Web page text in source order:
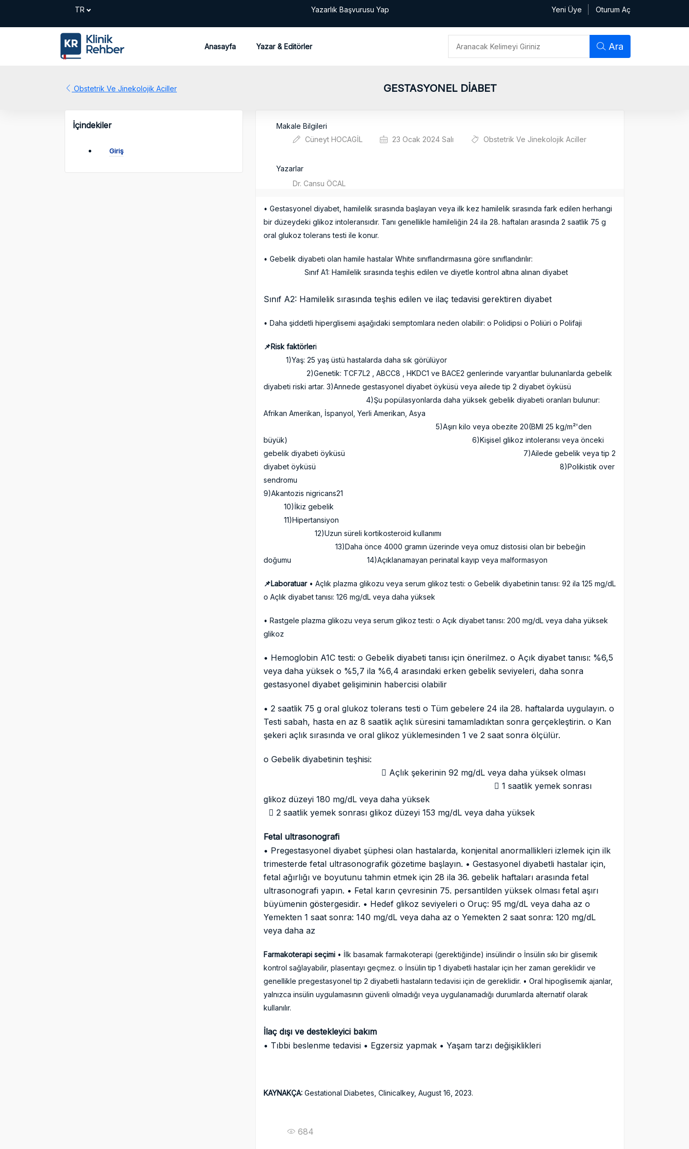
Yazarlık Başvurusu Yap Yeni Üye Oturum Aç
Anasayfa Yazar & Editörler Ara
Obstetrik Ve Jinekolojik Aciller GESTASYONEL DİABET
İçindekiler
Giriş
Makale Bilgileri
Cüneyt HOCAGİL
23 Ocak 2024 Salı Obstetrik Ve Jinekolojik Aciller
Yazarlar
Dr. Cansu ÖCAL
• Gestasyonel diyabet, hamilelik sırasında başlayan veya ilk kez hamilelik sırasında fark edilen herhangi
bir düzeydeki glikoz intoleransıdır. Tanı genellikle hamileliğin 24 ila 28. haftaları arasında 2 saatlik 75 g
oral glukoz tolerans testi ile konur.
• Gebelik diyabeti olan hamile hastalar White sınıflandırmasına göre sınıflandırılır:
Sınıf A1: Hamilelik sırasında teşhis edilen ve diyetle kontrol altına alınan diyabet
Sınıf A2: Hamilelik sırasında teşhis edilen ve ilaç tedavisi gerektiren diyabet
• Daha şiddetli hiperglisemi aşağıdaki semptomlara neden olabilir: o Polidipsi o Poliüri o Polifaji
📌Risk faktörleri
1)Yaş: 25 yaş üstü hastalarda daha sık görülüyor
2)Genetik: TCF7L2 , ABCC8 , HKDC1 ve BACE2 genlerinde varyantlar bulunanlarda gebelik
diyabeti riski artar. 3)Annede gestasyonel diyabet öyküsü veya ailede tip 2 diyabet öyküsü
4)Şu popülasyonlarda daha yüksek gebelik diyabeti oranları bulunur:
Afrikan Amerikan, İspanyol, Yerli Amerikan, Asya
5)Aşırı kilo veya obezite 20(BMI 25 kg/m²'den
büyük) 6)Kişisel glikoz intoleransı veya önceki
gebelik diyabeti öyküsü 7)Ailede gebelik veya tip 2
diyabet öyküsü 8)Polikistik over
sendromu
9)Akantozis nigricans21
10)İkiz gebelik
11)Hipertansiyon
12)Uzun süreli kortikosteroid kullanımı
13)Daha önce 4000 gramın üzerinde veya omuz distosisi olan bir bebeğin
doğumu 14)Açıklanamayan perinatal kayıp veya malformasyon
📌Laboratuar• Açlık plazma glikozu veya serum glikoz testi: o Gebelik diyabetinin tanısı: 92 ila 125 mg/dL
o Açlık diyabet tanısı: 126 mg/dL veya daha yüksek
• Rastgele plazma glikozu veya serum glikoz testi: o Açık diyabet tanısı: 200 mg/dL veya daha yüksek
glikoz
• Hemoglobin A1C testi: o Gebelik diyabeti tanısı için önerilmez. o Açık diyabet tanısı: %6,5
veya daha yüksek o %5,7 ila %6,4 arasındaki erken gebelik seviyeleri, daha sonra
gestasyonel diyabet gelişiminin habercisi olabilir
• 2 saatlik 75 g oral glukoz tolerans testi o Tüm gebelere 24 ila 28. haftalarda uygulayın. o
Testi sabah, hasta en az 8 saatlik açlık süresini tamamladıktan sonra gerçekleştirin. o Kan
şekeri açlık sırasında ve oral glikoz yüklemesinden 1 ve 2 saat sonra ölçülür.
o Gebelik diyabetinin teşhisi:
 Açlık şekerinin 92 mg/dL veya daha yüksek olması
 1 saatlik yemek sonrası
glikoz düzeyi 180 mg/dL veya daha yüksek
 2 saatlik yemek sonrası glikoz düzeyi 153 mg/dL veya daha yüksek
Fetal ultrasonografi
• Pregestasyonel diyabet şüphesi olan hastalarda, konjenital anormallikleri izlemek için ilk
trimesterde fetal ultrasonografik gözetime başlayın. • Gestasyonel diyabetli hastalar için,
fetal ağırlığı ve boyutunu tahmin etmek için 28 ila 36. gebelik haftaları arasında fetal
ultrasonografi yapın. • Fetal karın çevresinin 75. persantilden yüksek olması fetal aşırı
büyümenin göstergesidir. • Hedef glikoz seviyeleri o Oruç: 95 mg/dL veya daha az o
Yemekten 1 saat sonra: 140 mg/dL veya daha az o Yemekten 2 saat sonra: 120 mg/dL
veya daha az
Farmakoterapi seçimi • İlk basamak farmakoterapi (gerektiğinde) insülindir o İnsülin sıkı bir glisemik
kontrol sağlayabilir, plasentayı geçmez. o İnsülin tip 1 diyabetli hastalar için her zaman gereklidir ve
genellikle pregestasyonel tip 2 diyabetli hastaların tedavisi için de gereklidir. • Oral hipoglisemik ajanlar,
yalnızca insülin uygulamasının güvenli olmadığı veya uygulanamadığı durumlarda alternatif olarak
kullanılır.
İlaç dışı ve destekleyici bakım
• Tıbbi beslenme tedavisi • Egzersiz yapmak • Yaşam tarzı değişiklikleri
KAYNAKÇA: Gestational Diabetes, Clinicalkey, August 16, 2023.
684